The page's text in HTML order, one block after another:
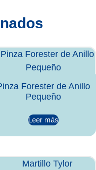
Forester de Anillo
Pequeño
Leer más